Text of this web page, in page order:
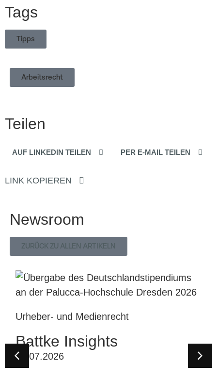
Tags
Tipps
Arbeitsrecht
Teilen
AUF LINKEDIN TEILEN PER E-MAIL TEILEN
LINK KOPIEREN
Newsroom
ZURÜCK ZU ALLEN ARTIKELN
Urheber- und Medienrecht
Battke Insights
07.07.2026